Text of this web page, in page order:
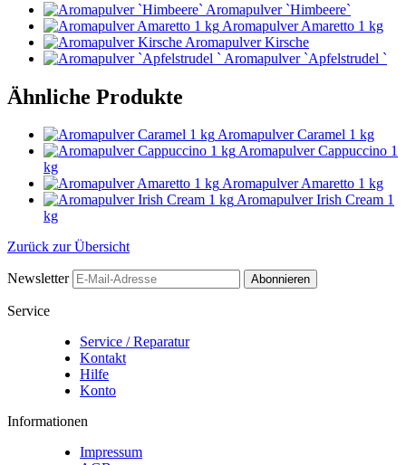
Aromapulver `Himbeere`
Aromapulver Amaretto 1 kg
Aromapulver Kirsche
Aromapulver `Apfelstrudel `
Ähnliche Produkte
Aromapulver Caramel 1 kg
Aromapulver Cappuccino 1
kg
Aromapulver Amaretto 1 kg
Aromapulver Irish Cream 1
kg
Zurück zur Übersicht
Newsletter Abonnieren
Service
Service / Reparatur
Kontakt
Hilfe
Konto
Informationen
Impressum